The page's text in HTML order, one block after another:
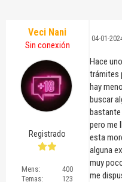
Veci Nani
Sin conexión
Registrado
Mens:
400
Temas:
123
04-01-
Hace
trámites
hay
buscar
bastante
pero me
esta
alguna
muy
me